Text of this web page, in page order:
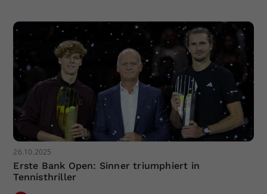
26.10.2025
Erste Bank Open: Sinner triumphiert in
Tennisthriller